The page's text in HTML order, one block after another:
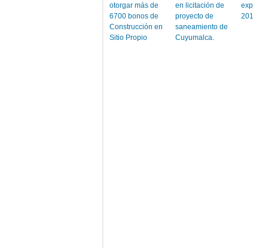
otorgar más de
6700 bonos de
Construcción en
Sitio Propio
en licitación de
proyecto de
saneamiento de
Cuyumalca.